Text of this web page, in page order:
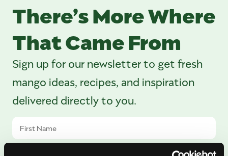
There’s More Where
That Came From
Sign up for our newsletter to get fresh
mango ideas, recipes, and inspiration
delivered directly to you.